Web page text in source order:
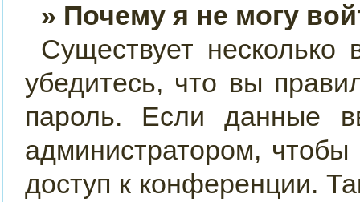
» Почему я не могу
Существует
убедитесь, что вы
пароль. Если данные
администратором,
доступ к конференции.